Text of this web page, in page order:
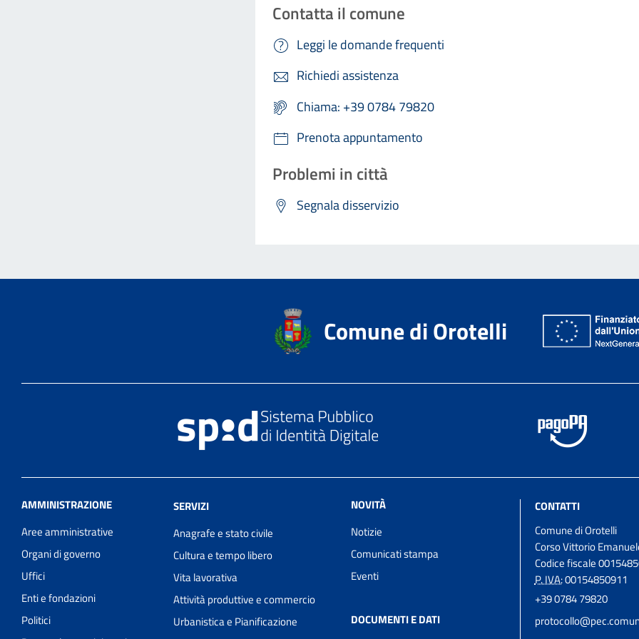
Contatta il comune
Leggi le domande frequenti
Richiedi assistenza
Chiama: +39 0784 79820
Prenota appuntamento
Problemi in città
Segnala disservizio
Comune di Orotelli
AMMINISTRAZIONE
Aree amministrative
Organi di governo
Uffici
Enti e fondazioni
Politici
SERVIZI
Anagrafe e stato civile
Cultura e tempo libero
Vita lavorativa
Attività produttive e commercio
Urbanistica e Pianificazione
NOVITÀ
Notizie
Comunicati stampa
Eventi
DOCUMENTI E DATI
CONTATTI
Comune di Orotelli
Corso Vittorio
Codice fiscale
P. IVA:00154850911
+39 0784 79820